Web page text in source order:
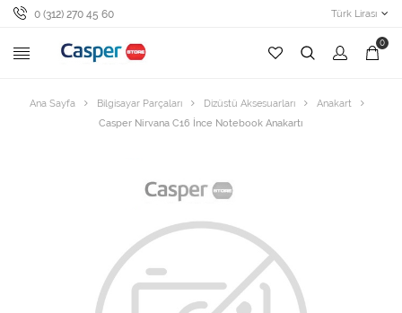
0 (312) 270 45 60 Türk Lirası
0
Ana Sayfa Bilgisayar Parçaları Dizüstü Aksesuarları
Anakart
Casper Nirvana C16 İnce Notebook Anakartı